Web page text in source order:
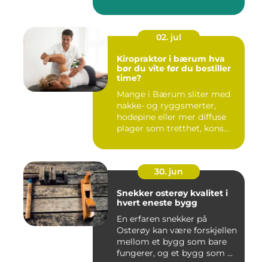
02. jul
Kiropraktor i bærum hva
bør du vite før du bestiller
time?
Mange i Bærum sliter med
nakke- og ryggsmerter,
hodepine eller mer diffuse
plager som tretthet, kons...
30. jun
Snekker osterøy kvalitet i
hvert eneste bygg
En erfaren snekker på
Osterøy kan være forskjellen
mellom et bygg som bare
fungerer, og et bygg som ...